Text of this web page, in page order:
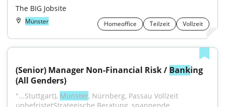
The BIG Jobsite
Münster Homeoffice Teilzeit Vollzeit
(Senior) Manager Non-Financial Risk / Banking
(All Genders)
"...Stuttgart), Münster, Nürnberg, Passau Vollzeit